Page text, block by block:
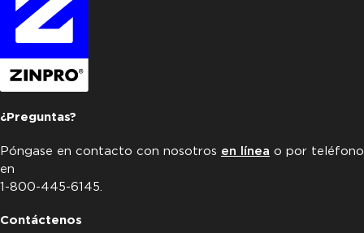
¿Preguntas?
Póngase en contacto con nosotros en línea o por teléfono
en
1-800-445-6145.
Contáctenos